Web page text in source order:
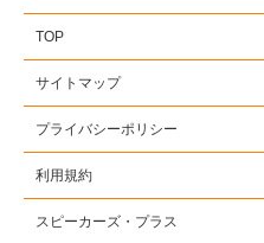
TOP
サイトマップ
プライバシーポリシー
利用規約
スピーカーズ・プラス